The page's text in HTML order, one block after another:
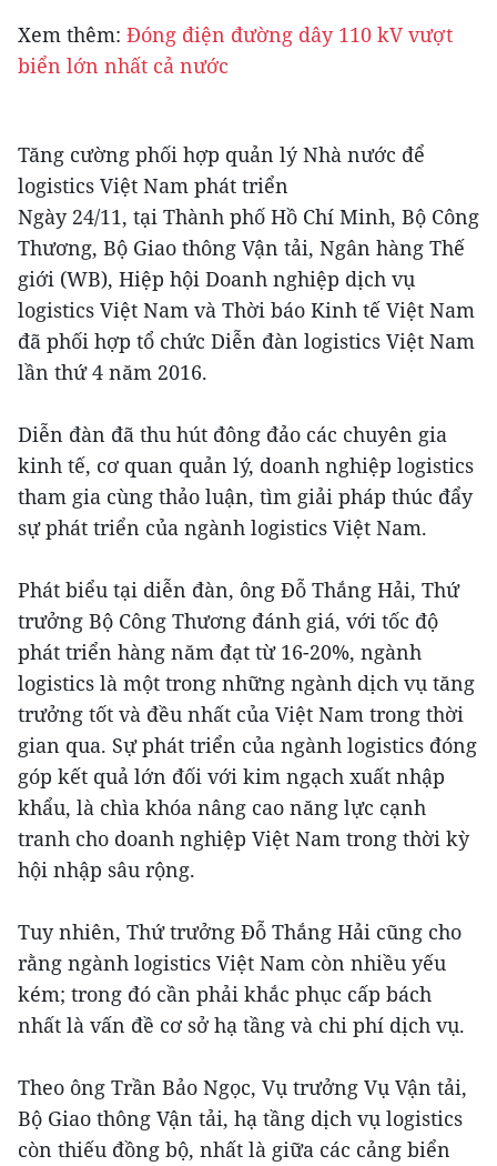
Xem thêm: Đóng điện đường dây 110 kV vượt
biển lớn nhất cả nước
Tăng cường phối hợp quản lý Nhà nước để
logistics Việt Nam phát triển
Ngày 24/11, tại Thành phố Hồ Chí Minh, Bộ Công
Thương, Bộ Giao thông Vận tải, Ngân hàng Thế
giới (WB), Hiệp hội Doanh nghiệp dịch vụ
logistics Việt Nam và Thời báo Kinh tế Việt Nam
đã phối hợp tổ chức Diễn đàn logistics Việt Nam
lần thứ 4 năm 2016.
Diễn đàn đã thu hút đông đảo các chuyên gia
kinh tế, cơ quan quản lý, doanh nghiệp logistics
tham gia cùng thảo luận, tìm giải pháp thúc đẩy
sự phát triển của ngành logistics Việt Nam.
Phát biểu tại diễn đàn, ông Đỗ Thắng Hải, Thứ
trưởng Bộ Công Thương đánh giá, với tốc độ
phát triển hàng năm đạt từ 16-20%, ngành
logistics là một trong những ngành dịch vụ tăng
trưởng tốt và đều nhất của Việt Nam trong thời
gian qua. Sự phát triển của ngành logistics đóng
góp kết quả lớn đối với kim ngạch xuất nhập
khẩu, là chìa khóa nâng cao năng lực cạnh
tranh cho doanh nghiệp Việt Nam trong thời kỳ
hội nhập sâu rộng.
Tuy nhiên, Thứ trưởng Đỗ Thắng Hải cũng cho
rằng ngành logistics Việt Nam còn nhiều yếu
kém; trong đó cần phải khắc phục cấp bách
nhất là vấn đề cơ sở hạ tầng và chi phí dịch vụ.
Theo ông Trần Bảo Ngọc, Vụ trưởng Vụ Vận tải,
Bộ Giao thông Vận tải, hạ tầng dịch vụ logistics
còn thiếu đồng bộ, nhất là giữa các cảng biển